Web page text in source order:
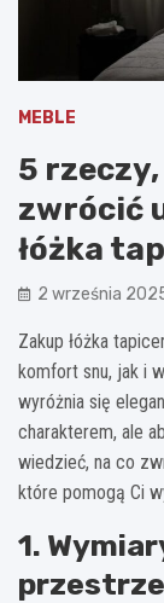
MEBLE
5
zwrócić
łóżka
2 września
Zakup łóżka
komfort snu, jak i
wyróżnia się
charakterem, ale
wiedzieć, na co
które pomogą Ci
1.